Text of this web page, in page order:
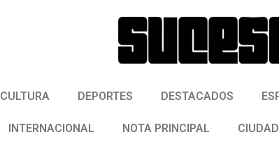
CULTURA DEPORTES DESTACADOS
INTERNACIONAL NOTA PRINCIPAL CIUDAD